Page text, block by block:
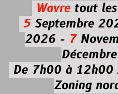
Wavretout les
5Septembre
2026 -7
De 7h00 à 12h00
Zoning